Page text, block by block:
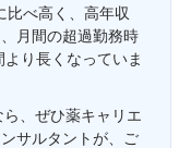
比べ高く、高年収
月間の超過勤務時
り長くなっていま
、ぜひ薬キャリエ
サルタントが、ご